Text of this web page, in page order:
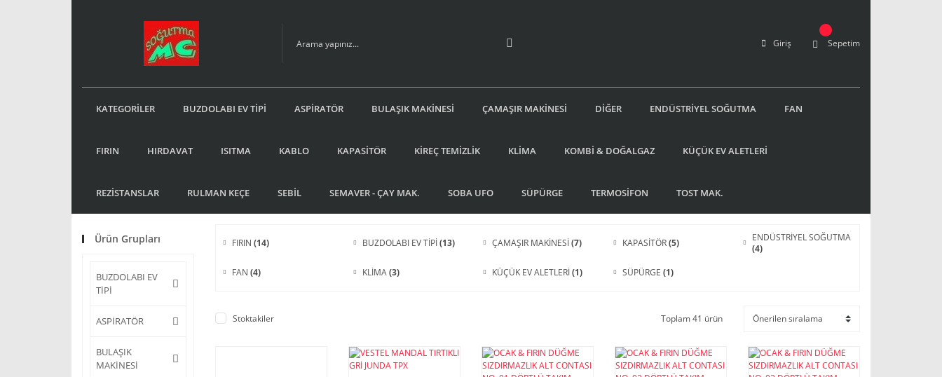
Giriş Sepetim
KATEGORİLER BUZDOLABI EV TİPİ ASPİRATÖR BULAŞIK MAKİNESİ ÇAMAŞIR MAKİNESİ DİĞER ENDÜSTRİYEL SOĞUTMA FAN
FIRIN HIRDAVAT ISITMA KABLO KAPASİTÖR KİREÇ TEMİZLİK KLİMA KOMBİ & DOĞALGAZ KÜÇÜK EV ALETLERİ
REZİSTANSLAR RULMAN KEÇE SEBİL SEMAVER - ÇAY MAK. SOBA UFO SÜPÜRGE TERMOSİFON TOST MAK.
Ürün Grupları
BUZDOLABI EV
TİPİ
ASPİRATÖR
BULAŞIK
MAKİNESİ
FIRIN (14) BUZDOLABI EV TİPİ(13) ÇAMAŞIR MAKİNESİ(7) KAPASİTÖR(5)
ENDÜSTRİYEL SOĞUTMA
(4)
FAN (4) KLİMA(3) KÜÇÜK EV ALETLERİ(1) SÜPÜRGE (1)
Stoktakiler Toplam 41 ürün